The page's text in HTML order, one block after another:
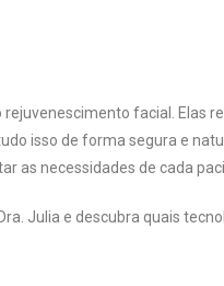
facial. Elas
isso de forma segura e
as necessidades de cada
Julia e descubra quais